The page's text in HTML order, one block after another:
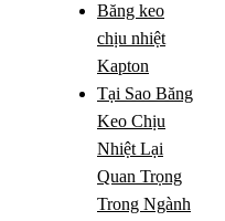
Băng keo
chịu nhiệt
Kapton
Tại Sao Băng
Keo Chịu
Nhiệt Lại
Quan Trọng
Trong Ngành